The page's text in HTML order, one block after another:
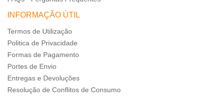
INFORMAÇÃO ÚTIL
Termos de Utilização
Politica de Privacidade
Formas de Pagamento
Portes de Envio
Entregas e Devoluções
Resolução de Conflitos de Consumo